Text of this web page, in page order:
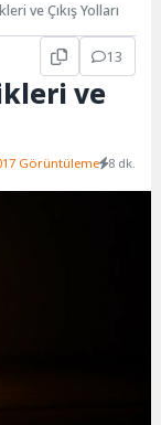
ve Çıkış Yolları
13
ve
Görüntüleme 8 dk.